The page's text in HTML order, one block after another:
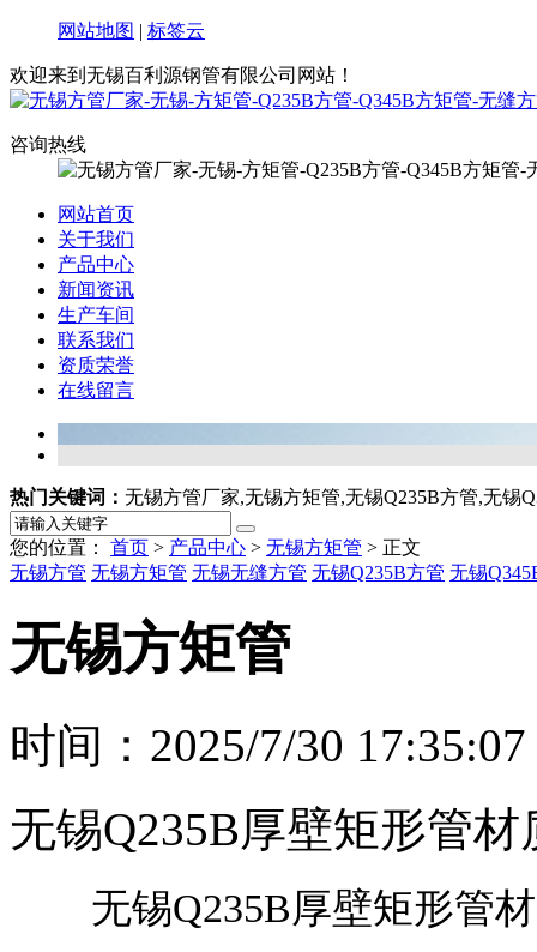
网站地图 | 标签云
欢迎来到无锡百利源钢管有限公司网站！
咨询热线
网站首页
关于我们
产品中心
新闻资讯
生产车间
联系我们
资质荣誉
在线留言
热门关键词： 无锡方管厂家,无锡方矩管,无锡Q235B方管,无锡
您的位置： 首页 > 产品中心 > 无锡方矩管 > 正文
无锡方管 无锡方矩管 无锡无缝方管 无锡Q235B方管 无锡
无锡方矩管
时间：2025/7/30 17:35:07
无锡Q235B厚壁矩形管
无锡Q235B厚壁矩形管材